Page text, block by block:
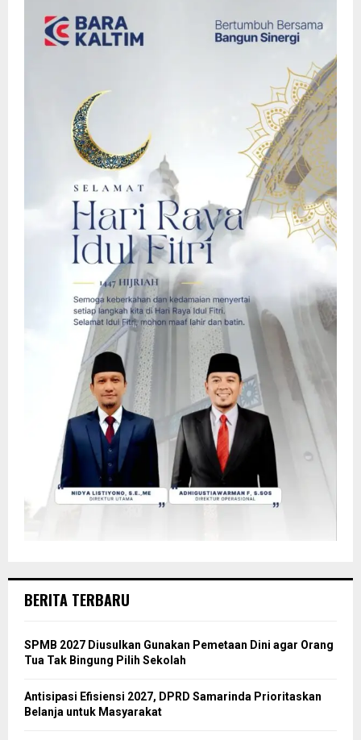
BERITA TERBARU
SPMB 2027 Diusulkan Gunakan Pemetaan Dini agar Orang
Tua Tak Bingung Pilih Sekolah
Antisipasi Efisiensi 2027, DPRD Samarinda Prioritaskan
Belanja untuk Masyarakat